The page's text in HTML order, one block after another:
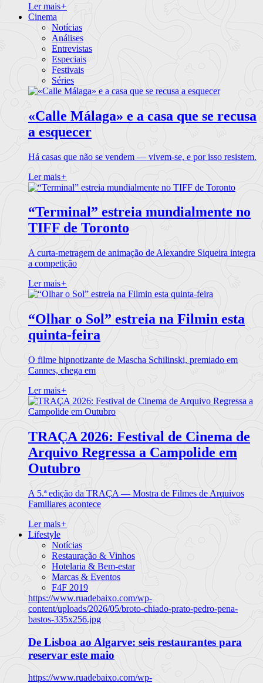
Ler mais+
Cinema
Notícias
Análises
Entrevistas
Especiais
Festivais
Séries
«Calle Málaga» e a casa que se recusa
a esquecer
Há casas que não se vendem — vivem-se, e por isso resistem.
Ler mais+
“Terminal” estreia mundialmente no
TIFF de Toronto
A curta-metragem de animação de Alexandre Siqueira integra
a competição
Ler mais+
“Olhar o Sol” estreia na Filmin esta
quinta-feira
O filme hipnotizante de Mascha Schilinski, premiado em
Cannes, chega em
Ler mais+
TRAÇA 2026: Festival de Cinema de
Arquivo Regressa a Campolide em
Outubro
A 5.ª edição da TRAÇA — Mostra de Filmes de Arquivos
Familiares acontece
Ler mais+
Lifestyle
Notícias
Restauração & Vinhos
Hotelaria & Bem-estar
Marcas & Eventos
F4F 2019
https://www.ruadebaixo.com/wp-
content/uploads/2026/05/broto-chiado-prato-pedro-pena-
bastos-335x256.jpg
De Lisboa ao Algarve: seis restaurantes para
reservar este maio
https://www.ruadebaixo.com/wp-